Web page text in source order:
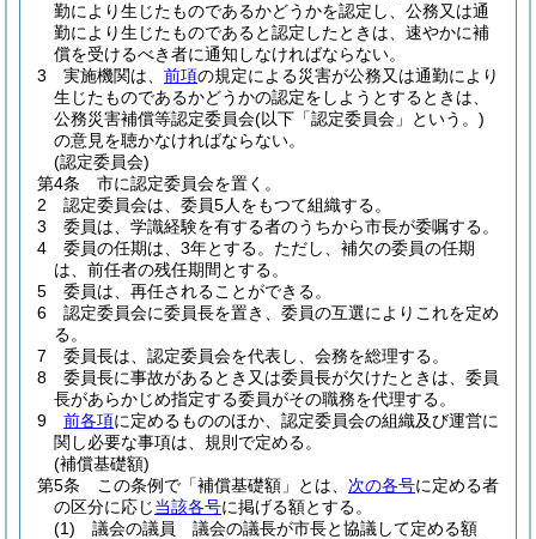
勤により生じたものであるかどうかを認定し、公務又は通
勤により生じたものであると認定したときは、速やかに補
償を受けるべき者に通知しなければならない。
3
実施機関は、 前項の規定による災害が公務又は通勤により
生じたものであるかどうかの認定をしようとするときは、
公務災害補償等認定委員会(以下「認定委員会」という。)
の意見を聴かなければならない。
(認定委員会)
第4条
市に認定委員会を置く。
2
認定委員会は、委員5人をもつて組織する。
3
委員は、学識経験を有する者のうちから市長が委嘱する。
4
委員の任期は、3年とする。 ただし、補欠の委員の任期
は、前任者の残任期間とする。
5
委員は、再任されることができる。
6
認定委員会に委員長を置き、委員の互選によりこれを定め
る。
7
委員長は、認定委員会を代表し、会務を総理する。
8
委員長に事故があるとき又は委員長が欠けたときは、委員
長があらかじめ指定する委員がその職務を代理する。
9
前各項に定めるもののほか、認定委員会の組織及び運営に
関し必要な事項は、規則で定める。
(補償基礎額)
第5条
この条例で「補償基礎額」とは、 次の各号に定める者
の区分に応じ当該各号に掲げる額とする。
(1)
議会の議員 議会の議長が市長と協議して定める額